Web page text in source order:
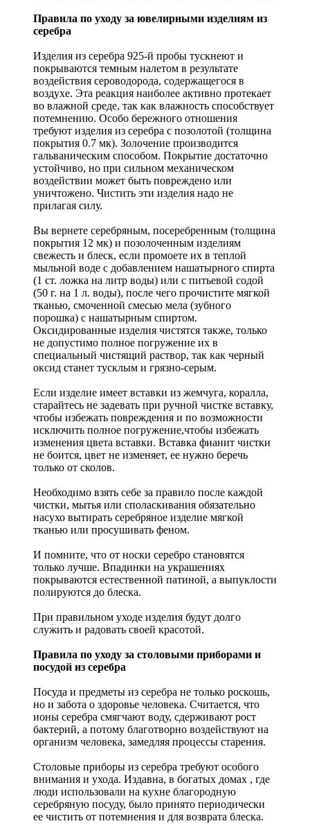
Правила по уходу за ювелирными изделиям из
серебра
Изделия из серебра 925-й пробы тускнеют и
покрываются темным налетом в результате
воздействия сероводорода, содержащегося в
воздухе. Эта реакция наиболее активно протекает
во влажной среде, так как влажность способствует
потемнению. Особо бережного отношения
требуют изделия из серебра с позолотой (толщина
покрытия 0.7 мк). Золочение производится
гальваническим способом. Покрытие достаточно
устойчиво, но при сильном механическом
воздействии может быть повреждено или
уничтожено. Чистить эти изделия надо не
прилагая силу.
Вы вернете серебряным, посеребренным (толщина
покрытия 12 мк) и позолоченным изделиям
свежесть и блеск, если промоете их в теплой
мыльной воде с добавлением нашатырного спирта
(1 ст. ложка на литр воды) или с питьевой содой
(50 г. на 1 л. воды), после чего прочистите мягкой
тканью, смоченной смесью мела (зубного
порошка) с нашатырным спиртом.
Оксидированные изделия чистятся также, только
не допустимо полное погружение их в
специальный чистящий раствор, так как черный
оксид станет тусклым и грязно-серым.
Если изделие имеет вставки из жемчуга, коралла,
старайтесь не задевать при ручной чистке вставку,
чтобы избежать повреждения и по возможности
исключить полное погружение,чтобы избежать
изменения цвета вставки. Вставка фианит чистки
не боится, цвет не изменяет, ее нужно беречь
только от сколов.
Необходимо взять себе за правило после каждой
чистки, мытья или споласкивания обязательно
насухо вытирать серебряное изделие мягкой
тканью или просушивать феном.
И помните, что от носки серебро становятся
только лучше. Впадинки на украшениях
покрываются естественной патиной, а выпуклости
полируются до блеска.
При правильном уходе изделия будут долго
служить и радовать своей красотой.
Правила по уходу за столовыми приборами и
посудой из серебра
Посуда и предметы из серебра не только роскошь,
но и забота о здоровье человека. Считается, что
ионы серебра смягчают воду, сдерживают рост
бактерий, а потому благотворно воздействуют на
организм человека, замедляя процессы старения.
Столовые приборы из серебра требуют особого
внимания и ухода. Издавна, в богатых домах , где
люди использовали на кухне благородную
серебряную посуду, было принято периодически
ее чистить от потемнения и для возврата блеска.